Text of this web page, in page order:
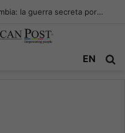
Los narcos invisibles de Colombia: la guerra secreta por la verdad, el poder y la nueva economía de la droga
EN